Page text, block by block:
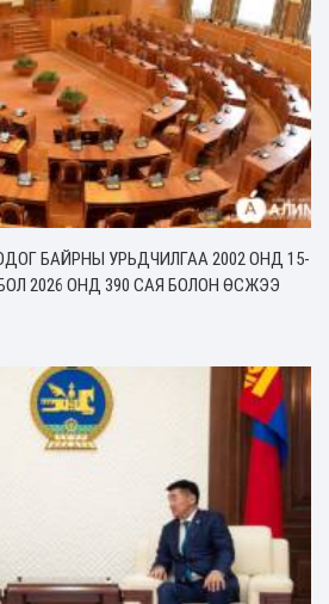
БАЙРНЫ УРЬДЧИЛГАА 2002 ОНД 15-
2026 ОНД 390 САЯ БОЛОН ӨСЖЭЭ